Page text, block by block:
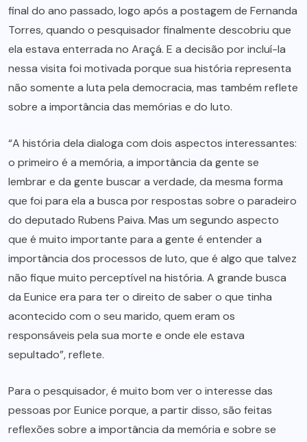
final do ano passado, logo após a postagem de Fernanda
Torres, quando o pesquisador finalmente descobriu que
ela estava enterrada no Araçá. E a decisão por incluí-la
nessa visita foi motivada porque sua história representa
não somente a luta pela democracia, mas também reflete
sobre a importância das memórias e do luto.
“A história dela dialoga com dois aspectos interessantes:
o primeiro é a memória, a importância da gente se
lembrar e da gente buscar a verdade, da mesma forma
que foi para ela a busca por respostas sobre o paradeiro
do deputado Rubens Paiva. Mas um segundo aspecto
que é muito importante para a gente é entender a
importância dos processos de luto, que é algo que talvez
não fique muito perceptível na história. A grande busca
da Eunice era para ter o direito de saber o que tinha
acontecido com o seu marido, quem eram os
responsáveis pela sua morte e onde ele estava
sepultado”, reflete.
Para o pesquisador, é muito bom ver o interesse das
pessoas por Eunice porque, a partir disso, são feitas
reflexões sobre a importância da memória e sobre se